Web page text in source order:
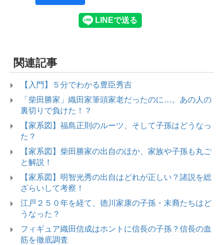
関連記事
【入門】５分でわかる豊臣秀吉
「柴田勝家」織田家筆頭家老だったのに…。あの人の
裏切りで負けた！？
【家系図】福島正則のルーツ、そして子孫はどうなっ
た？
【家系図】柴田勝家の出自のほか、家族や子孫も丸ご
と解説！
【家系図】明智光秀の出自はどれが正しい？諸説を総
ざらいして考察！
江戸２５０年を経て、徳川家康の子孫・末裔たちはど
うなった？
フィギュア織田信成はホントに信長の子孫？信長の血
筋を徹底調査